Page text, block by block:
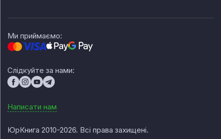
Ми приймаємо:
Слідкуйте за нами:
Написати нам
ЮрКнига 2010-2026. Всі права захищені.